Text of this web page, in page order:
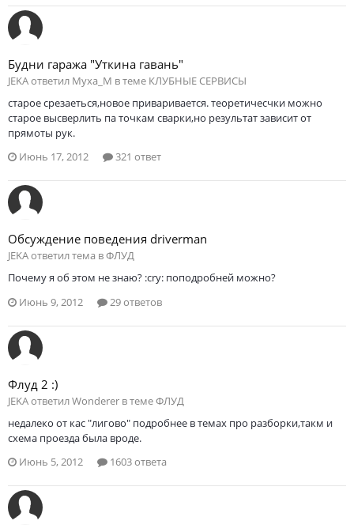
Будни гаража "Уткина гавань"
JEKA ответил Myxa_M в теме КЛУБНЫЕ СЕРВИСЫ
старое срезаеться,новое приваривается. теоретичесчки можно
старое высверлить па точкам сварки,но результат зависит от
прямоты рук.
Июнь 17, 2012
321 ответ
Обсуждение поведения driverman
JEKA ответил тема вФЛУД
Почему я об этом не знаю? :cry: поподробней можно?
Июнь 9, 2012
29 ответов
Флуд 2 :)
JEKA ответил Wonderer в темеФЛУД
недалеко от кас "лигово" подробнее в темах про разборки,такм и
схема проезда была вроде.
Июнь 5, 2012
1603 ответа